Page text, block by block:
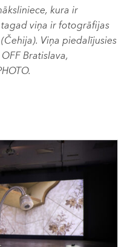
kura ir
viņa ir fotogrāfijas
Viņa piedalījusies
Bratislava,